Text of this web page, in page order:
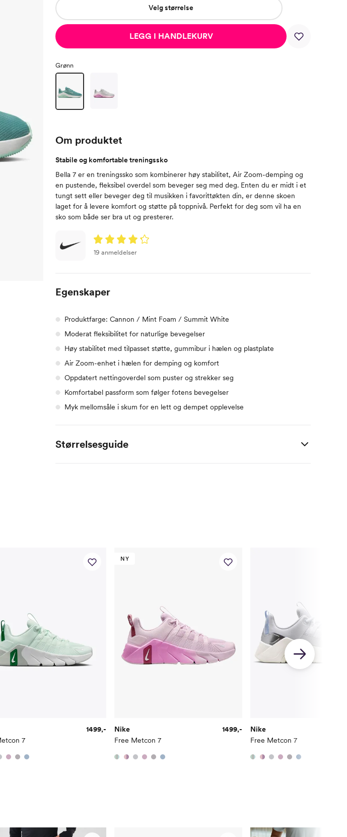
Velg størrelse
LEGG I HANDLEKURV
Grønn
Om produktet
Stabile og komfortable treningssko
Bella 7 er en treningssko som kombinerer høy stabilitet, Air Zoom-demping og
en pustende, fleksibel overdel som beveger seg med deg. Enten du er midt i et
tungt sett eller beveger deg til musikken i favorittøkten din, er denne skoen
laget for å levere komfort og støtte på toppnivå. Perfekt for deg som vil ha en
sko som både ser bra ut og presterer.
19 anmeldelser
Egenskaper
Produktfarge: Cannon / Mint Foam / Summit White
Moderat fleksibilitet for naturlige bevegelser
Høy stabilitet med tilpasset støtte, gummibur i hælen og plastplate
Air Zoom-enhet i hælen for demping og komfort
Oppdatert nettingoverdel som puster og strekker seg
Komfortabel passform som følger fotens bevegelser
Myk mellomsåle i skum for en lett og dempet opplevelse
Størrelsesguide
7
1499,-
NY
Nike
Free Metcon 7
1499,-
Nike
Free Metcon 7